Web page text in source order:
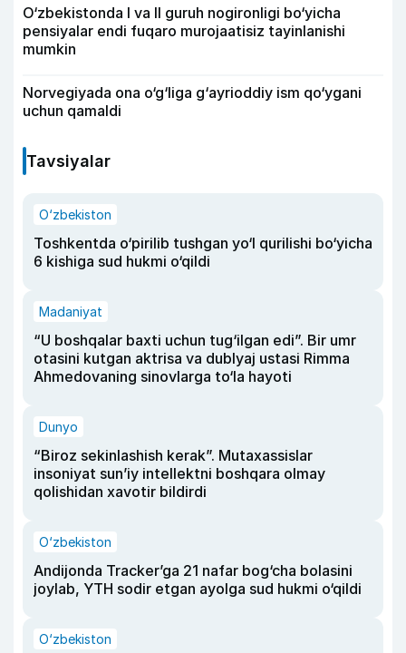
O‘zbekistonda I va II guruh nogironligi bo‘yicha
pensiyalar endi fuqaro murojaatisiz tayinlanishi
mumkin
Norvegiyada ona o‘g‘liga g‘ayrioddiy ism qo‘ygani
uchun qamaldi
Tavsiyalar
O‘zbekiston
Toshkentda o‘pirilib tushgan yo‘l qurilishi bo‘yicha
6 kishiga sud hukmi o‘qildi
Madaniyat
“U boshqalar baxti uchun tug‘ilgan edi”. Bir umr
otasini kutgan aktrisa va dublyaj ustasi Rimma
Ahmedovaning sinovlarga to‘la hayoti
Dunyo
“Biroz sekinlashish kerak”. Mutaxassislar
insoniyat sun’iy intellektni boshqara olmay
qolishidan xavotir bildirdi
O‘zbekiston
Andijonda Tracker’ga 21 nafar bog‘cha bolasini
joylab, YTH sodir etgan ayolga sud hukmi o‘qildi
O‘zbekiston